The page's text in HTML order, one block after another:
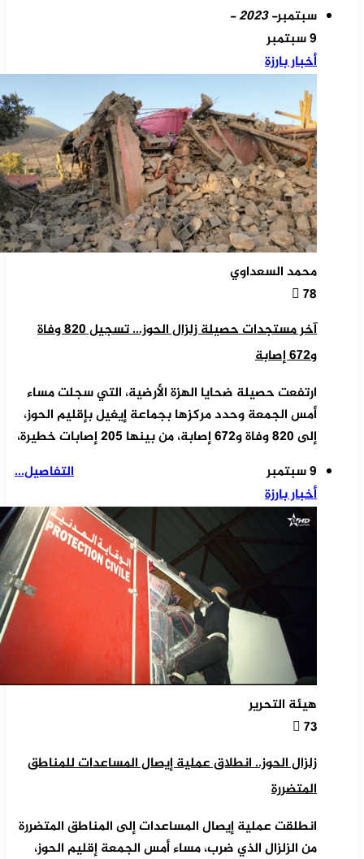
سبتمبر- 2023 -
9 سبتمبر
أخبار بارزة
محمد السعداوي
78
آخر مستجدات حصيلة زلزال الحوز… تسجيل 820 وفاة
و672 إصابة
ارتفعت حصيلة ضحايا الهزة الأرضية، التي سجلت مساء
أمس الجمعة وحدد مركزها بجماعة إيغيل بإقليم الحوز،
إلى 820 وفاة و672 إصابة، من بينها 205 إصابات خطيرة،
التفاصيل...
9 سبتمبر
أخبار بارزة
هيئة التحرير
73
زلزال الحوز.. انطلاق عملية إيصال المساعدات للمناطق
المتضررة
انطلقت عملية إيصال المساعدات إلى المناطق المتضررة
من الزلزال الذي ضرب، مساء أمس الجمعة إقليم الحوز،